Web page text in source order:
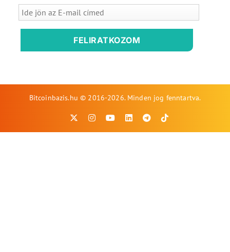
FELIRATKOZOM
Bitcoinbazis.hu © 2016-2026. Minden jog fenntartva.